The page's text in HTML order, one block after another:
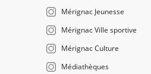
Mérignac Jeunesse
Mérignac Ville sportive
Mérignac Culture
Médiathèques